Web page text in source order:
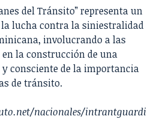
del Tránsito” representa un
lucha contra la siniestralidad
involucrando a las
la construcción de una
consciente de la importancia
de tránsito.
nacionales/intrantguardi